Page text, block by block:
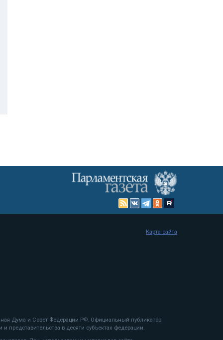
Дума и Совет Федерации РФ. Официальный публикатор
представительства в десяти субъектах федерации.
Карта сайта